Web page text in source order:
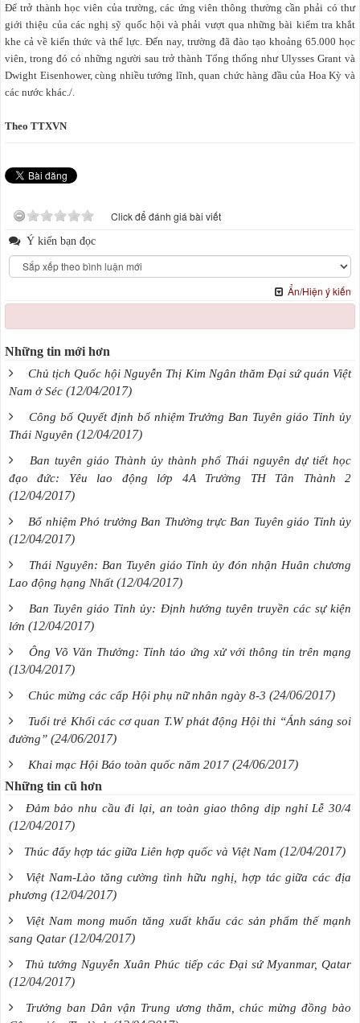
Để trở thành học viên của trường, các ứng viên thông thường cần phải có thư
giới thiệu của các nghị sỹ quốc hội và phải vượt qua những bài kiểm tra khắt
khe cả về kiến thức và thể lực. Đến nay, trường đã đào tạo khoảng 65.000 học
viên, trong đó có những người sau trở thành Tổng thống như Ulysses Grant và
Dwight Eisenhower, cùng nhiều tướng lĩnh, quan chức hàng đầu của Hoa Kỳ và
các nước khác./.
Theo TTXVN
Click để đánh giá bài viết
Ý kiến bạn đọc
Ẩn/Hiện ý kiến
Những tin mới hơn
Chủ tịch Quốc hội Nguyễn Thị Kim Ngân thăm Đại sứ quán Việt
Nam ở Séc (12/04/2017)
Công bố Quyết định bổ nhiệm Trưởng Ban Tuyên giáo Tỉnh ủy
Thái Nguyên (12/04/2017)
Ban tuyên giáo Thành ủy thành phố Thái nguyên dự tiết học
đạo đức: Yêu lao động lớp 4A Trường TH Tân Thành 2
(12/04/2017)
Bổ nhiệm Phó trưởng Ban Thường trực Ban Tuyên giáo Tỉnh ủy
(12/04/2017)
Thái Nguyên: Ban Tuyên giáo Tỉnh ủy đón nhận Huân chương
Lao động hạng Nhất (12/04/2017)
Ban Tuyên giáo Tỉnh ủy: Định hướng tuyên truyền các sự kiện
lớn (12/04/2017)
Ông Võ Văn Thưởng: Tỉnh táo ứng xử với thông tin trên mạng
(13/04/2017)
Chúc mừng các cấp Hội phụ nữ nhân ngày 8-3 (24/06/2017)
Tuổi trẻ Khối các cơ quan T.W phát động Hội thi “Ánh sáng soi
đường” (24/06/2017)
Khai mạc Hội Báo toàn quốc năm 2017 (24/06/2017)
Những tin cũ hơn
Đảm bảo nhu cầu đi lại, an toàn giao thông dịp nghỉ Lễ 30/4
(12/04/2017)
Thúc đẩy hợp tác giữa Liên hợp quốc và Việt Nam (12/04/2017)
Việt Nam-Lào tăng cường tình hữu nghị, hợp tác giữa các địa
phương (12/04/2017)
Việt Nam mong muốn tăng xuất khẩu các sản phẩm thế mạnh
sang Qatar (12/04/2017)
Thủ tướng Nguyễn Xuân Phúc tiếp các Đại sứ Myanmar, Qatar
(12/04/2017)
Trưởng ban Dân vận Trung ương thăm, chúc mừng đồng bào